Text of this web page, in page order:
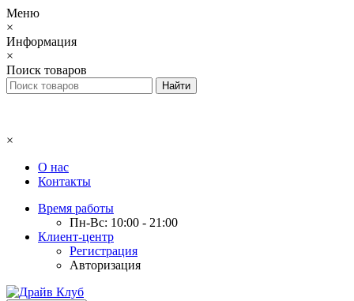
Меню
×
Информация
×
Поиск товаров
×
О нас
Контакты
Время работы
Пн-Вс: 10:00 - 21:00
Клиент-центр
Регистрация
Авторизация